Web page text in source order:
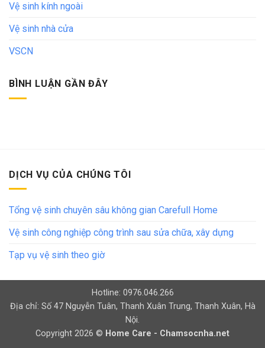
Vệ sinh kính ngoài
Vệ sinh nhà cửa
VSCN
BÌNH LUẬN GẦN ĐÂY
DỊCH VỤ CỦA CHÚNG TÔI
Tổng vệ sinh chuyên sâu không gian Carefull Home
Vệ sinh công nghiệp công trình sau sửa chữa, xây dựng
Tạp vụ vệ sinh theo giờ
Hotline: 0976.046.266
Địa chỉ: Số 47 Nguyễn Tuân, Thanh Xuân Trung, Thanh Xuân, Hà
Nội.
Copyright 2026 © Home Care - Chamsocnha.net